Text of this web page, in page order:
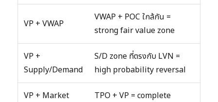
VP + VWAP
VWAP + POC ใกล้กัน =
strong fair value zone
VP +
Supply/Demand
S/D zone ที่ตรงกับ LVN =
high probability reversal
VP + Market
TPO + VP = complete